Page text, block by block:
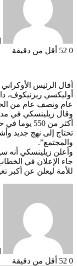
0
أقل من دقيقة
أقال الرئيس
أوليكسي ريزنيكوف،
عام ونصف عام من
وقال زيلينسكي في
أكثر من
تحتاج إلى نهج جديد
والمجتمع”.
وأعلن زيلينسكي أنه
جاء الإعلان في
للأمة ليعلن عن أكبر
0
أقل من دقيقة